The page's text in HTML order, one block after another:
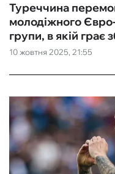
10 жовтня 2025, 21:55
Туреччина
молодіжного
групи, в якій грає